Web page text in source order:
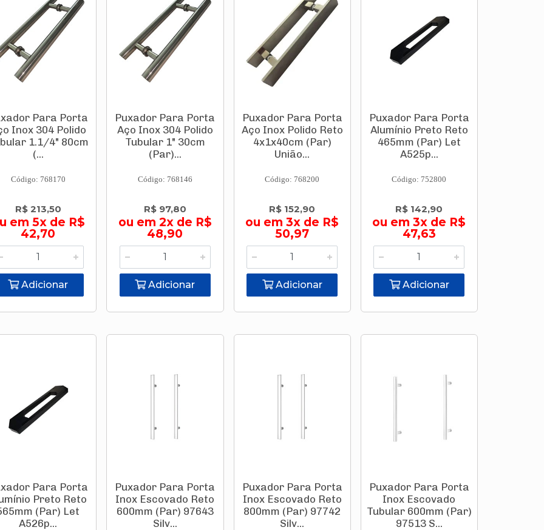
Para Porta
Inox 304 Polido
1.1/4" 80cm
(...
Código: 768170
R$ 213,50
em 5x de R$
42,70
Adicionar
Puxador Para Porta
Aço Inox 304 Polido
Tubular 1" 30cm
(Par)...
Código: 768146
R$ 97,80
ou em 2x de R$
48,90
Adicionar
Puxador Para Porta
Aço Inox Polido Reto
4x1x40cm (Par)
União...
Código: 768200
R$ 152,90
ou em 3x de R$
50,97
Adicionar
Puxador Para Porta
Alumínio Preto Reto
465mm (Par) Let
A525p...
Código: 752800
R$ 142,90
ou em 3x de R$
47,63
Adicionar
Para Porta
Preto Reto
(Par) Let
A526p...
Puxador Para Porta
Inox Escovado Reto
600mm (Par) 97643
Silv...
Puxador Para Porta
Inox Escovado Reto
800mm (Par) 97742
Silv...
Puxador Para Porta
Inox Escovado
Tubular 600mm (Par)
97513 S...